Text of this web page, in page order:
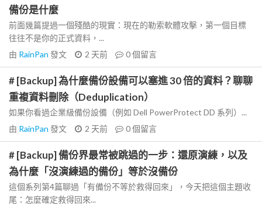
備份是什麼
前面幾篇提過一個殘酷的現實：現在的勒索軟體攻擊，第一個目標
往往不是你的正式資料，...
由 RainPan 發文 2 天前 0個留言
# [Backup] 為什麼備份設備可以塞進 30 倍的資料？聊聊
重複資料刪除（Deduplication）
如果你看過企業級備份設備（例如 Dell PowerProtect DD 系列）...
由 RainPan 發文 2 天前 0個留言
# [Backup] 備份界最常被跳過的一步：還原演練，以及
為什麼「沒演練過的備份」等於沒備份
這個系列第4篇聊過「有備份不等於救得回來」，今天把這個主題收
尾：怎麼確定救得回來...